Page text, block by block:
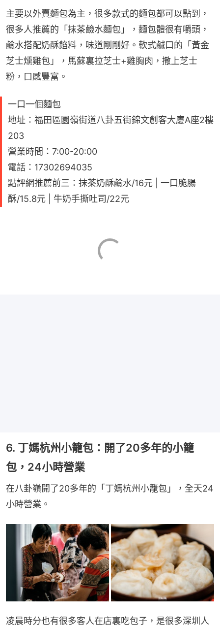
主要以外賣麵包為主，很多款式的麵包都可以點到，
很多人推薦的「抹茶鹼水麵包」，麵包體很有嚼頭，
鹼水搭配奶酥餡料，味道剛剛好。軟式鹹口的「黃金
芝士燻雞包」，馬蘇裏拉芝士+雞胸肉，撒上芝士
粉，口感豐富。
一口一個麵包
地址：福田區園嶺街道八卦五街錦文創客大廈A座2樓
203
營業時間：7:00-20:00
電話：17302694035
點評網推薦前三：抹茶奶酥鹼水/16元 | 一口脆腸
酥/15.8元 | 牛奶手撕吐司/22元
6. 丁媽杭州小籠包：開了20多年的小籠
包，24小時營業
在八卦嶺開了20多年的「丁媽杭州小籠包」，全天24
小時營業。
凌晨時分也有很多客人在店裏吃包子，是很多深圳人